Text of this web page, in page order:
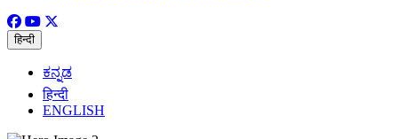
हिन्दी
ಕನ್ನಡ
हिन्दी
ENGLISH